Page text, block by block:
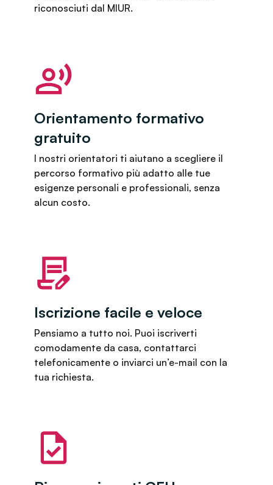
riconosciuti dal MIUR.
Orientamento formativo
gratuito
I nostri orientatori ti aiutano a scegliere il
percorso formativo più adatto alle tue
esigenze personali e professionali, senza
alcun costo.
Iscrizione facile e veloce
Pensiamo a tutto noi. Puoi iscriverti
comodamente da casa, contattarci
telefonicamente o inviarci un’e-mail con la
tua richiesta.